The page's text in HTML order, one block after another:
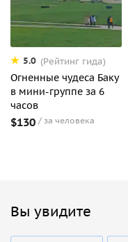
5.0 (Рейтинг гида)
Огненные чудеса Баку
в мини-группе за 6
часов
$130 за человека
Вы увидите